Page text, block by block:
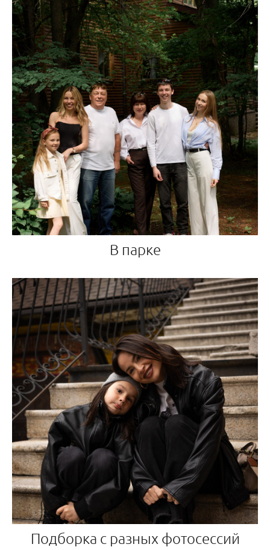
В парке
Подборка с разных фотосессий